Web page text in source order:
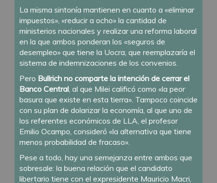
La misma sintonía mantienen en cuanto a «eliminar
impuestos», «reducir a ocho» la cantidad de
ministerios nacionales y realizar una reforma laboral
en la que ambos ponderan los «seguros de
desempleo» que tiene la Uocra, que reemplazaría el
sistema de indemnizaciones de los convenios.
Pero Bullrich no comparte la intención de cerrar el
Banco Central, al que Milei calificó como «la peor
basura que existe en esta tierra». Tampoco coincide
con su plan de dolarizar la economía, al que uno de
los referentes económicos de LLA, el profesor
Emilio Ocampo, consideró «la alternativa que tiene
menos probabilidad de fracaso».
Pese a todo, hay una semejanza entre ambos que
sobresale: la buena relación que el candidato
libertario tiene con el expresidente Mauricio Macri,